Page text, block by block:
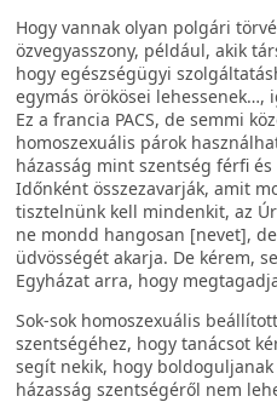
Hogy vannak olyan polgári
özvegyasszony, például, akik
hogy egészségügyi
egymás örökösei lehessenek…,
Ez a francia PACS, de semmi
homoszexuális párok
házasság mint szentség férfi
Időnként összezavarják, amit
tisztelnünk kell mindenkit, az
ne mondd hangosan [nevet],
üdvösségét akarja. De kérem,
Egyházat arra, hogy
Sok-sok homoszexuális
szentségéhez, hogy tanácsot
segít nekik, hogy
házasság szentségéről nem